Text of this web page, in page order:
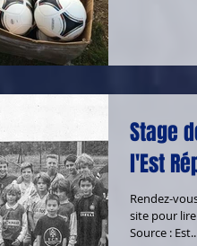
Stage
l'Est
Rendez-
site pour
Source :